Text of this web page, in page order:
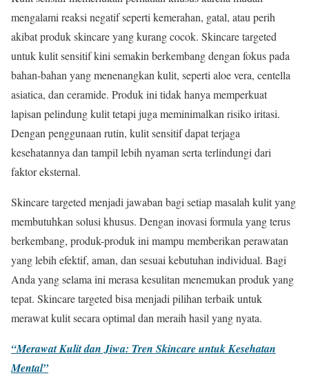
mengalami reaksi negatif seperti kemerahan, gatal, atau perih
akibat produk skincare yang kurang cocok. Skincare targeted
untuk kulit sensitif kini semakin berkembang dengan fokus pada
bahan-bahan yang menenangkan kulit, seperti aloe vera, centella
asiatica, dan ceramide. Produk ini tidak hanya memperkuat
lapisan pelindung kulit tetapi juga meminimalkan risiko iritasi.
Dengan penggunaan rutin, kulit sensitif dapat terjaga
kesehatannya dan tampil lebih nyaman serta terlindungi dari
faktor eksternal.
Skincare targeted menjadi jawaban bagi setiap masalah kulit yang
membutuhkan solusi khusus. Dengan inovasi formula yang terus
berkembang, produk-produk ini mampu memberikan perawatan
yang lebih efektif, aman, dan sesuai kebutuhan individual. Bagi
Anda yang selama ini merasa kesulitan menemukan produk yang
tepat. Skincare targeted bisa menjadi pilihan terbaik untuk
merawat kulit secara optimal dan meraih hasil yang nyata.
“Merawat Kulit dan Jiwa: Tren Skincare untuk Kesehatan
Mental”